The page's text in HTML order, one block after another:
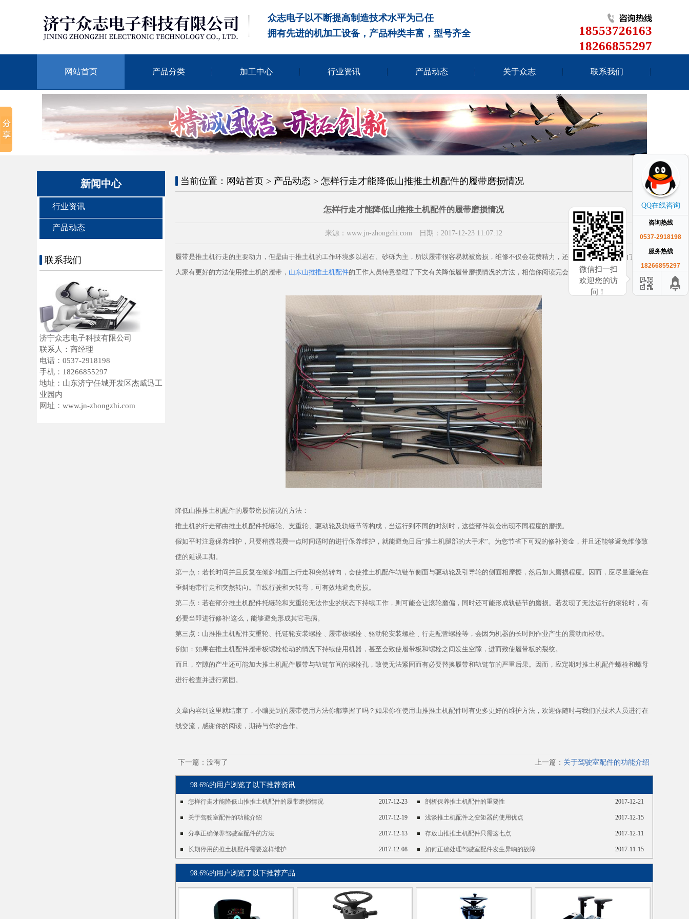
众志电子以不断提高制造技术水平为己任
拥有先进的机加工设备，产品种类丰富，型号齐全
18553726163
18266855297
网站首页 产品分类 加工中心 行业资讯 产品动态 关于众志 联系我们
新闻中心
行业资讯
产品动态
联系我们
济宁众志电子科技有限公司
联系人：商经理
电话：0537-2918198
手机：18266855297
地址：山东济宁任城开发区杰威迅工
业园内
网址：www.jn-zhongzhi.com
当前位置： 网站首页 > 产品动态 > 怎样行走才能降低山推推土机配件的履带磨损情况
怎样行走才能降低山推推土机配件的履带磨损情况
来源：www.jn-zhongzhi.com 日期：2017-12-23 11:07:12
履带是推土机行走的主要动力，但是由于推土机的工作环境多以岩石、砂砾为主，所以履带很容易就被磨损，维修不仅会花费精力，还会增加修补费用，为了帮助
大家有更好的方法使用推土机的履带， 山东山推推土机配件的工作人员特意整理了下文有关降低履带磨损情况的方法，相信你阅读完会有收获的。
降低山推推土机配件的履带磨损情况的方法：
推土机的行走部由推土机配件托链轮、支重轮、驱动轮及轨链节等构成，当运行到不同的时刻时，这些部件就会出现不同程度的磨损。
假如平时注意保养维护，只要稍微花费一点时间适时的进行保养维护，就能避免日后“推土机腿部的大手术”。为您节省下可观的修补资金，并且还能够避免维修致
使的延误工期。
第一点：若长时间并且反复在倾斜地面上行走和突然转向，会使推土机配件轨链节侧面与驱动轮及引导轮的侧面相摩擦，然后加大磨损程度。因而，应尽量避免在
歪斜地带行走和突然转向。直线行驶和大转弯，可有效地避免磨损。
第二点：若在部分推土机配件托链轮和支重轮无法作业的状态下持续工作，则可能会让滚轮磨偏，同时还可能形成轨链节的磨损。若发现了无法运行的滚轮时，有
必要当即进行修补!这么，能够避免形成其它毛病。
第三点：山推推土机配件支重轮、托链轮安装螺栓﹑履带板螺栓﹑驱动轮安装螺栓﹑行走配管螺栓等，会因为机器的长时间作业产生的震动而松动。
例如：如果在推土机配件履带板螺栓松动的情况下持续使用机器，甚至会致使履带板和螺栓之间发生空隙，进而致使履带板的裂纹。
而且，空隙的产生还可能加大推土机配件履带与轨链节间的螺栓孔，致使无法紧固而有必要替换履带和轨链节的严重后果。因而，应定期对推土机配件螺栓和螺母
进行检查并进行紧固。
文章内容到这里就结束了，小编提到的履带使用方法你都掌握了吗？如果你在使用山推推土机配件时有更多更好的维护方法，欢迎你随时与我们的技术人员进行在
线交流，感谢你的阅读，期待与你的合作。
下一篇：没有了 上一篇： 关于驾驶室配件的功能介绍
98.6%的用户浏览了以下推荐资讯
怎样行走才能降低山推推土机配件的履带磨损情况 2017-12-23 剖析保养推土机配件的重要性 2017-12-21
关于驾驶室配件的功能介绍 2017-12-19 浅谈推土机配件之变矩器的使用优点 2017-12-15
分享正确保养驾驶室配件的方法 2017-12-13 存放山推推土机配件只需这七点 2017-12-11
长期停用的推土机配件需要这样维护 2017-12-08 如何正确处理驾驶室配件发生异响的故障 2017-11-15
98.6%的用户浏览了以下推荐产品
QQ在线咨询
咨询热线
0537-2918198
服务热线
18266855297
微信扫一扫
欢迎您的访
问！